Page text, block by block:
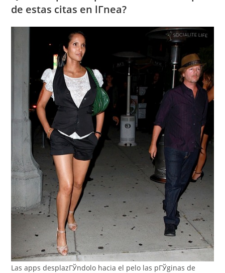
de estas citas en lГ­nea?
Las apps desplazГЎndolo hacia el pelo las pГЎginas de